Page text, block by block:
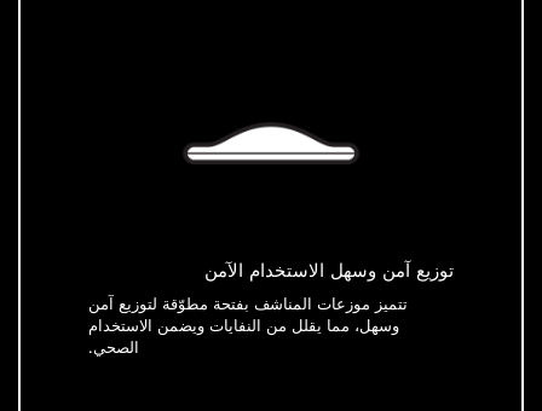
توزيع آمن وسهل الاستخدام الآمن
تتميز موزعات المناشف بفتحة مطوّقة لتوزيع آمن
وسهل، مما يقلل من النفايات ويضمن الاستخدام
الصحي.